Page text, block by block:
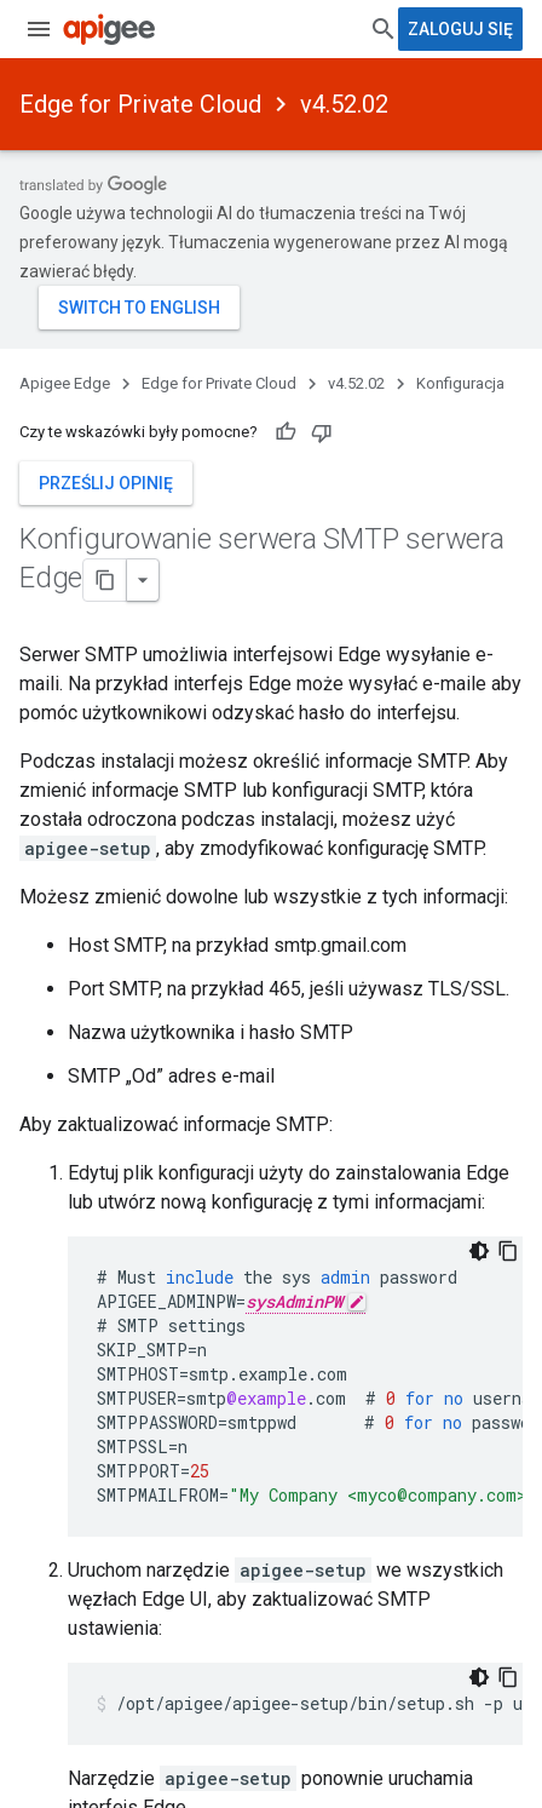
ZALOGUJ SIĘ
Edge for Private Cloud v4.52.02
Google używa technologii AI do tłumaczenia treści na Twój
preferowany język. Tłumaczenia wygenerowane przez AI mogą
zawierać błędy.
Apigee Edge Edge for Private Cloud v4.52.02 Konfiguracja
Czy te wskazówki były pomocne?
PRZEŚLIJ OPINIĘ
Konfigurowanie serwera SMTP serwera
Edge
Serwer SMTP umożliwia interfejsowi Edge wysyłanie e-
maili. Na przykład interfejs Edge może wysyłać e-maile aby
pomóc użytkownikowi odzyskać hasło do interfejsu.
Podczas instalacji możesz określić informacje SMTP. Aby
zmienić informacje SMTP lub konfiguracji SMTP, która
została odroczona podczas instalacji, możesz użyć
apigee-setup , aby zmodyfikować konfigurację SMTP.
Możesz zmienić dowolne lub wszystkie z tych informacji:
Host SMTP, na przykład smtp.gmail.com
Port SMTP, na przykład 465, jeśli używasz TLS/SSL.
Nazwa użytkownika i hasło SMTP
SMTP „Od” adres e-mail
Aby zaktualizować informacje SMTP:
Edytuj plik konfiguracji użyty do zainstalowania Edge
lub utwórz nową konfigurację z tymi informacjami:
# Must include the sys admin password
APIGEE_ADMINPW=sysAdminPW
# SMTP settings
SKIP_SMTP=n
SMTPHOST=smtp . example.com
SMTPUSER=smtp@example.com # 0 for no
SMTPPASSWORD=smtppwd # 0 for no
SMTPSSL=n
SMTPPORT=25
SMTPMAILFROM="My Company <myco@company.com>"
Uruchom narzędzie apigee-setup we wszystkich
węzłach Edge UI, aby zaktualizować SMTP
ustawienia:
/opt/apigee/apigee-setup/bin/setup.sh -p
Narzędzie apigee-setup ponownie uruchamia